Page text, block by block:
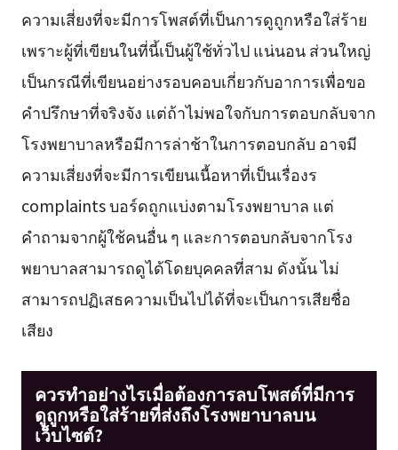
ความเสี่ยงที่จะมีการโพสต์ที่เป็นการดูถูกหรือใส่ร้าย
เพราะผู้ที่เขียนในที่นี้เป็นผู้ใช้ทั่วไป แน่นอน ส่วนใหญ่
เป็นกรณีที่เขียนอย่างรอบคอบเกี่ยวกับอาการเพื่อขอ
คำปรึกษาที่จริงจัง แต่ถ้าไม่พอใจกับการตอบกลับจาก
โรงพยาบาลหรือมีการล่าช้าในการตอบกลับ อาจมี
ความเสี่ยงที่จะมีการเขียนเนื้อหาที่เป็นเรื่องร
complaints บอร์ดถูกแบ่งตามโรงพยาบาล แต่
คำถามจากผู้ใช้คนอื่น ๆ และการตอบกลับจากโรง
พยาบาลสามารถดูได้โดยบุคคลที่สาม ดังนั้น ไม่
สามารถปฏิเสธความเป็นไปได้ที่จะเป็นการเสียชื่อ
เสียง
ควรทำอย่างไรเมื่อต้องการลบโพสต์ที่มีการ
ดูถูกหรือใส่ร้ายที่ส่งถึงโรงพยาบาลบน
เว็บไซต์?